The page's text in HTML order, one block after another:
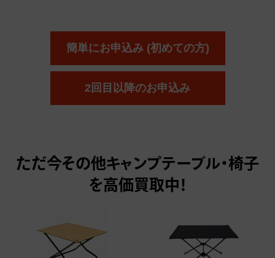
簡単にお申込み (初めての方)
2回目以降のお申込み
ただ今その他キャンプテーブル・椅子
を高価買取中！